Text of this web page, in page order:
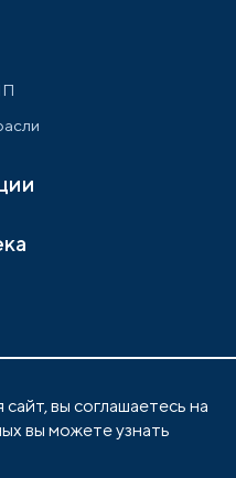
вы соглашаетесь на
вы можете узнать